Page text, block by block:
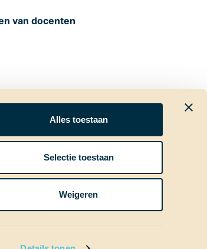
Alles toestaan
Selectie toestaan
Weigeren
van docenten
Nieuwsbrief